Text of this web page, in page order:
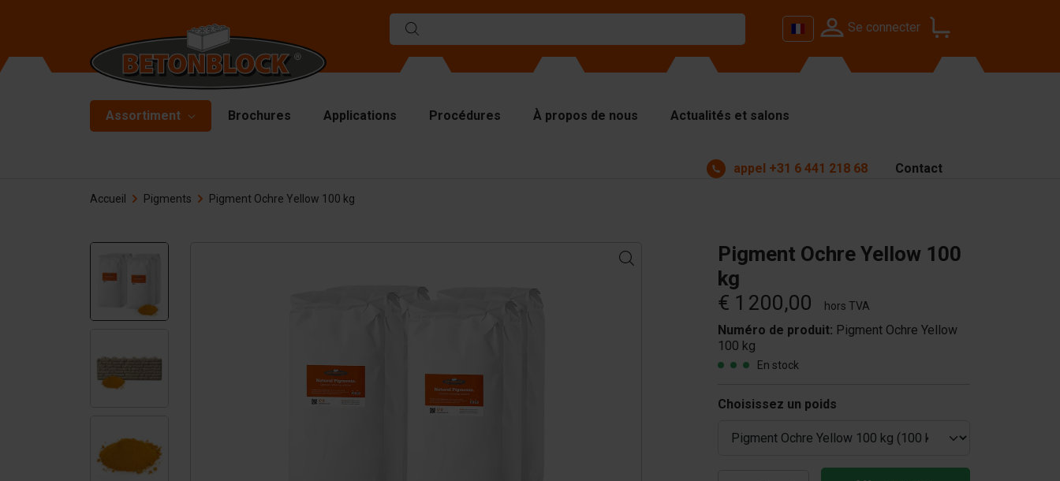
Se connecter
Assortiment
Pack de Démarrage
Formliners
Barrières
Dalle en béton
Tétrapodes
Murs de séparations
Matériel de manutention
Brochures Applications Procédures À propos de nous Actualités et salons
appel +31 6 441 218 68 Contact
Accueil Pigments Pigment Ochre Yellow 100 kg
Pigment Ochre Yellow 100
kg
€ 1 200,00
hors TVA
Numéro de produit: Pigment Ochre Yellow
100 kg
En stock
Choisissez un poids